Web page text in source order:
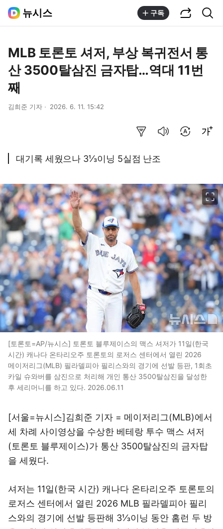
뉴시스 구독
MLB 토론토 셔저, 부상 복귀전서 통
산 3500탈삼진 금자탑…역대 11번
째
김희준 기자 2026. 6. 11. 15:42
대기록 세웠으나 3⅓이닝 5실점 난조
[토론토=AP/뉴시스] 토론토 블루제이스의 맥스 셔저가 11일(한국
시간) 캐나다 온타리오주 토론토의 로저스 센터에서 열린 2026
메이저리그(MLB) 필라델피아 필리스와의 경기에 선발 등판, 1회초
카일 슈와버를 삼진으로 처리해 개인 통산 3500탈삼진을 달성한
후 세리머니를 하고 있다. 2026.06.11
[서울=뉴시스]김희준 기자 = 메이저리그(MLB)에서
세 차례 사이영상을 수상한 베테랑 투수 맥스 셔저
(토론토 블루제이스)가 통산 3500탈삼진의 금자탑
을 세웠다.
셔저는 11일(한국 시간) 캐나다 온타리오주 토론토의
로저스 센터에서 열린 2026 MLB 필라델피아 필리
스와의 경기에 선발 등판해 3⅓이닝 동안 홈런 두 방